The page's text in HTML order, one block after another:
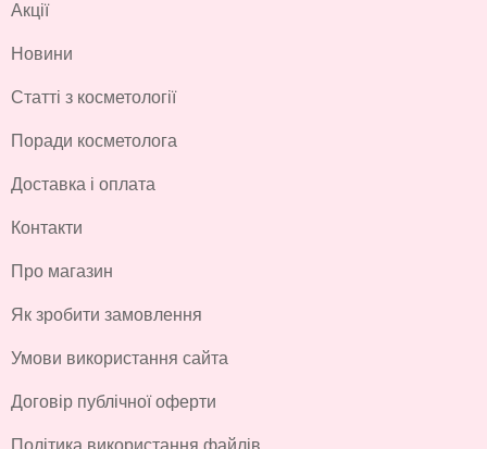
Акції
Новини
Статті з косметології
Поради косметолога
Доставка і оплата
Контакти
Про магазин
Як зробити замовлення
Умови використання сайта
Договір публічної оферти
Політика використання файлів